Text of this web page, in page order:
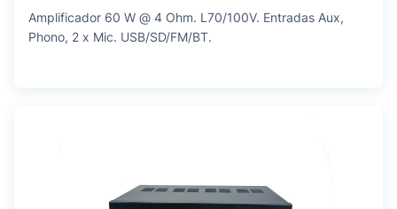
Amplificador 60 W @ 4 Ohm. L70/100V. Entradas Aux,
Phono, 2 x Mic. USB/SD/FM/BT.